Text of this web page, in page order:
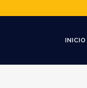
INICIO